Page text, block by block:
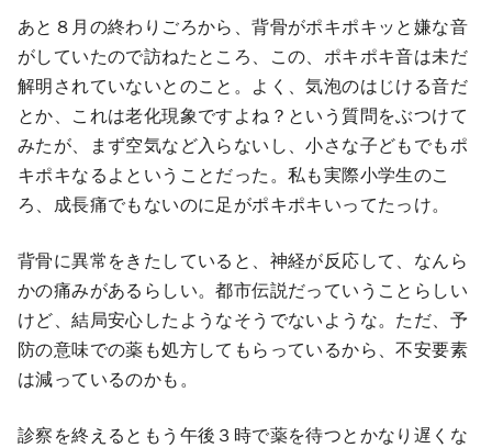
あと８月の終わりごろから、背骨がポキポキッと嫌な音
がしていたので訪ねたところ、この、ポキポキ音は未だ
解明されていないとのこと。よく、気泡のはじける音だ
とか、これは老化現象ですよね？という質問をぶつけて
みたが、まず空気など入らないし、小さな子どもでもポ
キポキなるよということだった。私も実際小学生のこ
ろ、成長痛でもないのに足がポキポキいってたっけ。
背骨に異常をきたしていると、神経が反応して、なんら
かの痛みがあるらしい。都市伝説だっていうことらしい
けど、結局安心したようなそうでないような。ただ、予
防の意味での薬も処方してもらっているから、不安要素
は減っているのかも。
診察を終えるともう午後３時で薬を待つとかなり遅くな